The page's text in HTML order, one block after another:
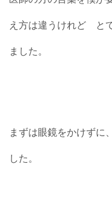
え方は違うけれど と
ました。
まずは眼鏡をかけずに
した。